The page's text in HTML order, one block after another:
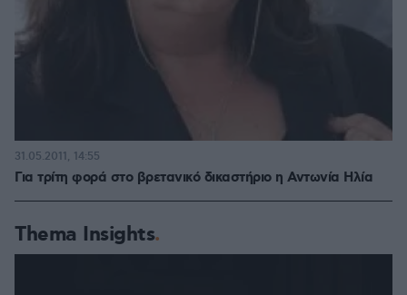
Για τρίτη φορά στο βρετανικό δικαστήριο η Αντωνία Ηλία
31.05.2011, 14:55
Thema Insights